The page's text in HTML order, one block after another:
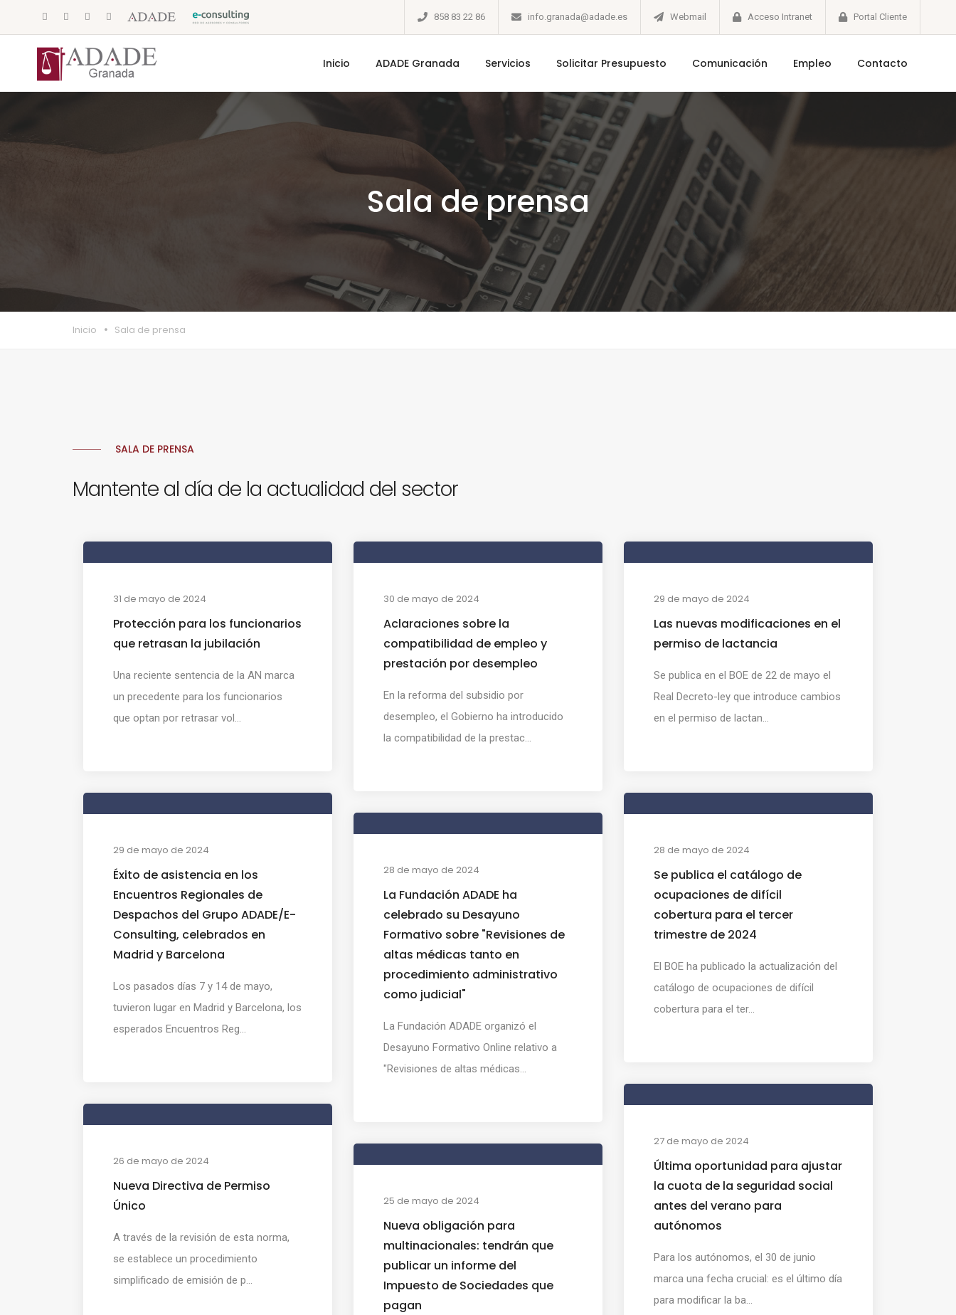
858 83 22 86 info.granada@adade.es Webmail Acceso Intranet Portal Cliente
Inicio ADADE Granada Servicios Solicitar Presupuesto Comunicación Empleo Contacto
Sala de prensa
Inicio Sala de prensa
SALA DE PRENSA
Mantente al día de la actualidad del sector
31 de mayo de 2024
Protección para los funcionarios
que retrasan la jubilación
Una reciente sentencia de la AN marca
un precedente para los funcionarios
que optan por retrasar vol...
30 de mayo de 2024
Aclaraciones sobre la
compatibilidad de empleo y
prestación por desempleo
En la reforma del subsidio por
desempleo, el Gobierno ha introducido
la compatibilidad de la prestac...
29 de mayo de 2024
Las nuevas modificaciones en el
permiso de lactancia
Se publica en el BOE de 22 de mayo el
Real Decreto-ley que introduce cambios
en el permiso de lactan...
29 de mayo de 2024
Éxito de asistencia en los
Encuentros Regionales de
Despachos del Grupo ADADE/E-
Consulting, celebrados en
Madrid y Barcelona
Los pasados días 7 y 14 de mayo,
tuvieron lugar en Madrid y Barcelona, los
esperados Encuentros Reg...
28 de mayo de 2024
Se publica el catálogo de
ocupaciones de difícil
cobertura para el tercer
trimestre de 2024
El BOE ha publicado la actualización del
catálogo de ocupaciones de difícil
cobertura para el ter...
28 de mayo de 2024
La Fundación ADADE ha
celebrado su Desayuno
Formativo sobre "Revisiones de
altas médicas tanto en
procedimiento administrativo
como judicial"
La Fundación ADADE organizó el
Desayuno Formativo Online relativo a
"Revisiones de altas médicas...
27 de mayo de 2024
Última oportunidad para ajustar
la cuota de la seguridad social
antes del verano para
autónomos
Para los autónomos, el 30 de junio
marca una fecha crucial: es el último día
para modificar la ba...
26 de mayo de 2024
Nueva Directiva de Permiso
Único
A través de la revisión de esta norma,
se establece un procedimiento
simplificado de emisión de p...
25 de mayo de 2024
Nueva obligación para
multinacionales: tendrán que
publicar un informe del
Impuesto de Sociedades que
pagan